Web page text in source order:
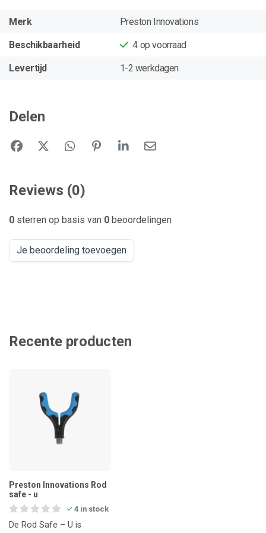
Merk Preston Innovations
Beschikbaarheid 4 op voorraad
Levertijd 1-2 werkdagen
Delen
Reviews (0)
0 sterren op basis van 0 beoordelingen
Je beoordeling toevoegen
Recente producten
Preston Innovations Rod
safe - u
4 in stock
De Rod Safe – U is